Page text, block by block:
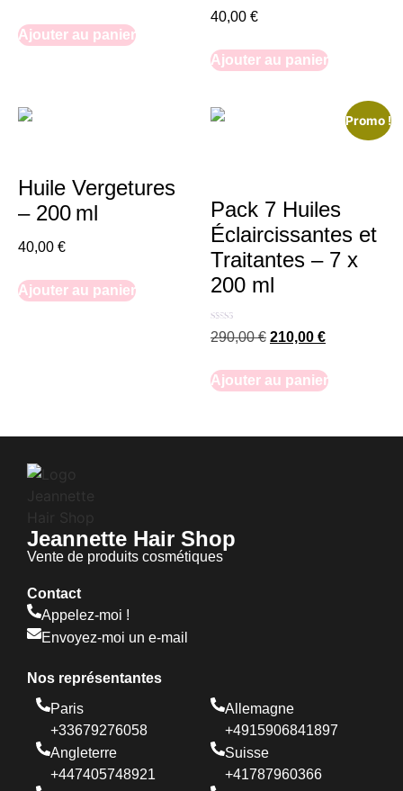
Ajouter au panier
40,00 €
Ajouter au panier
Huile Vergetures
– 200 ml
40,00 €
Ajouter au panier
Promo !
Pack 7 Huiles
Éclaircissantes et
Traitantes – 7 x
200 ml
Note
5.00
290,00€ 210,00 €
Ajouter au panier
Jeannette Hair Shop
Vente de produits cosmétiques
Contact
Appelez-moi !
Envoyez-moi un e-mail
Nos représentantes
Paris
+33679276058
Angleterre
+447405748921
Allemagne
+4915906841897
Suisse
+41787960366